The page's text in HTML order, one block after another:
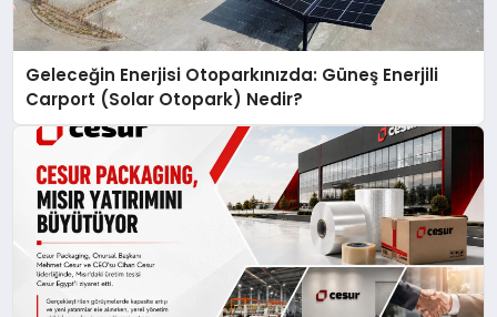
Geleceğin Enerjisi Otoparkınızda: Güneş Enerjili
Carport (Solar Otopark) Nedir?